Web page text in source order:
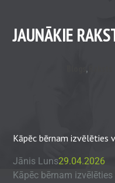
JAUNĀKIE
,
Kāpēc bērnam izvēlēties
Jānis Luns29.04.2026
Kāpēc bērnam